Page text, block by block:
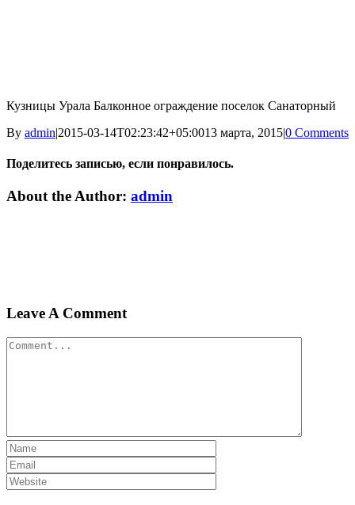
Кузницы Урала Балконное ограждение поселок Санаторный
By admin|2015-03-14T02:23:42+05:0013 марта, 2015|0 Comments
Поделитесь записью, если понравилось.
Vk
Email
About the Author: admin
Leave A Comment
Comment